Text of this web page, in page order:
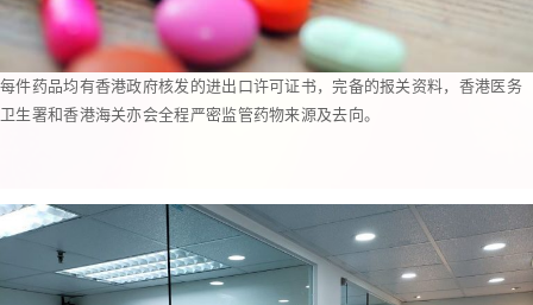
每件药品均有香港政府核发的进出口许可证书，完备的报关资料，香港医务
卫生署和香港海关亦会全程严密监管药物来源及去向。